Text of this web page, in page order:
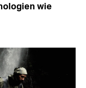
wie